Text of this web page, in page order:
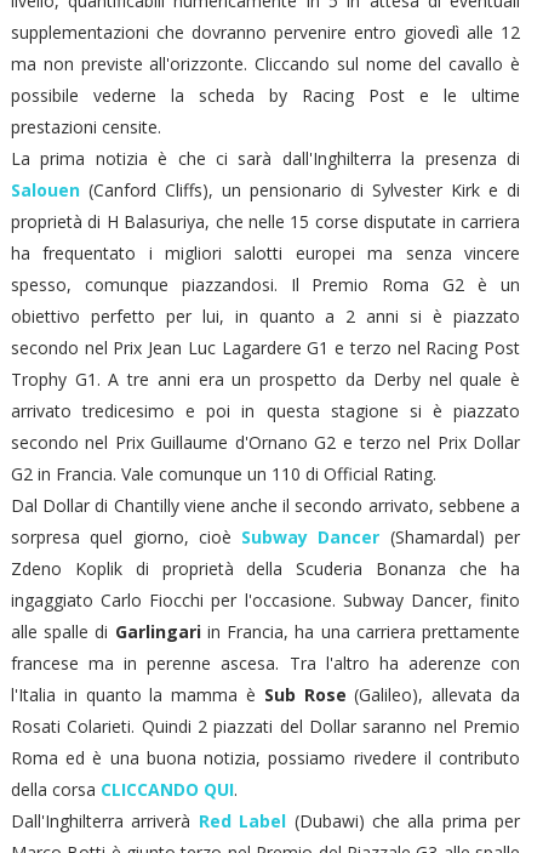
supplementazioni che dovranno pervenire entro giovedì alle 12
ma non previste all'orizzonte. Cliccando sul nome del cavallo è
possibile vederne la scheda by Racing Post e le ultime
prestazioni censite.
La prima notizia è che ci sarà dall'Inghilterra la presenza di
Salouen(Canford Cliffs), un pensionario di Sylvester Kirk e di
proprietà di H Balasuriya, che nelle 15 corse disputate in carriera
ha frequentato i migliori salotti europei ma senza vincere
spesso, comunque piazzandosi. Il Premio Roma G2 è un
obiettivo perfetto per lui, in quanto a 2 anni si è piazzato
secondo nel Prix Jean Luc Lagardere G1 e terzo nel Racing Post
Trophy G1. A tre anni era un prospetto da Derby nel quale è
arrivato tredicesimo e poi in questa stagione si è piazzato
secondo nel Prix Guillaume d'Ornano G2 e terzo nel Prix Dollar
G2 in Francia. Vale comunque un 110 di Official Rating.
Dal Dollar di Chantilly viene anche il secondo arrivato, sebbene a
sorpresa quel giorno, cioè Subway Dancer (Shamardal) per
Zdeno Koplik di proprietà della Scuderia Bonanza che ha
ingaggiato Carlo Fiocchi per l'occasione. Subway Dancer, finito
alle spalle di Garlingariin Francia, ha una carriera prettamente
francese ma in perenne ascesa. Tra l'altro ha aderenze con
l'Italia in quanto la mamma è Sub Rose (Galileo), allevata da
Rosati Colarieti. Quindi 2 piazzati del Dollar saranno nel Premio
Roma ed è una buona notizia, possiamo rivedere il contributo
della corsa CLICCANDO QUI.
Dall'Inghilterra arriverà Red Label (Dubawi) che alla prima per